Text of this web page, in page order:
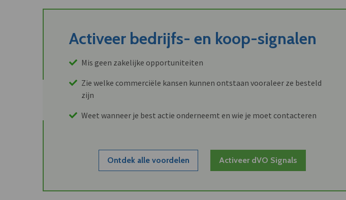
Activeer bedrijfs- en koop-signalen
Mis geen zakelijke opportuniteiten
Zie welke commerciële kansen kunnen ontstaan vooraleer ze besteld
zijn
Weet wanneer je best actie onderneemt en wie je moet contacteren
Ontdek alle voordelen Activeer dVO Signals